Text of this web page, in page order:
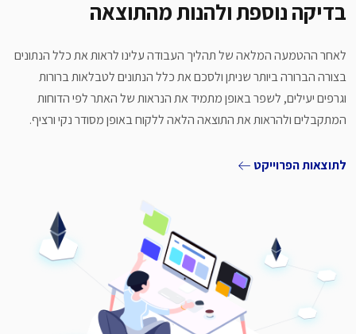
בדיקה נוספת ולהנות מהתוצאה
לאחר ההטמעה המלאה של תהליך העבודה עלינו לראות את כלל הנתונים
בצורה הברורה ביותר שניתן ולסכם את כלל הנתונים לטבלאות ברורות
וגרפים יעילים, לשפר באופן מתמיד את הנראות של האתר לפי הדוחות
המתקבלים ולהראות את התוצאה הלאה ללקוח באופן מסודר נקי ורציף.
לתוצאות הפרוייקט